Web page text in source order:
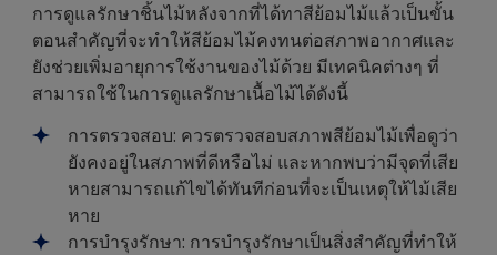
การดูแลรักษาชิ้นไม้หลังจากที่ได้ทาสีย้อมไม้แล้วเป็นขั้น
ตอนสำคัญที่จะทำให้สีย้อมไม้คงทนต่อสภาพอากาศและ
ยังช่วยเพิ่มอายุการใช้งานของไม้ด้วย มีเทคนิคต่างๆ ที่
สามารถใช้ในการดูแลรักษาเนื้อไม้ได้ดังนี้
การตรวจสอบ: ควรตรวจสอบสภาพสีย้อมไม้เพื่อดูว่า
ยังคงอยู่ในสภาพที่ดีหรือไม่ และหากพบว่ามีจุดที่เสีย
หายสามารถแก้ไขได้ทันทีก่อนที่จะเป็นเหตุให้ไม้เสีย
หาย
การบำรุงรักษา: การบำรุงรักษาเป็นสิ่งสำคัญที่ทำให้